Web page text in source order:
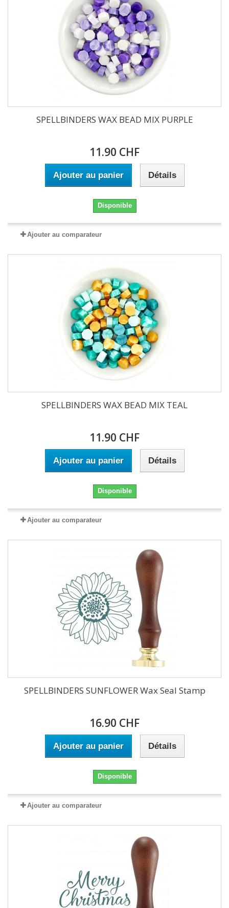
SPELLBINDERS WAX BEAD MIX PURPLE
11.90 CHF
Ajouter au panier Détails
Disponible
Ajouter au comparateur
SPELLBINDERS WAX BEAD MIX TEAL
11.90 CHF
Ajouter au panier Détails
Disponible
Ajouter au comparateur
SPELLBINDERS SUNFLOWER Wax Seal Stamp
16.90 CHF
Ajouter au panier Détails
Disponible
Ajouter au comparateur